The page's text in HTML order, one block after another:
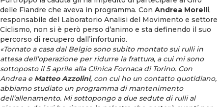
delle Fiandre che aveva in programma. Con Andrea Morelli,
responsabile del Laboratorio Analisi del Movimento e settore
Ciclismo, non si è però perso d’animo e sta definendo il suo
percorso di recupero dall’infortunio.
«Tornato a casa dal Belgio sono subito montato sui rulli in
attesa dell’operazione per ridurre la frattura, a cui mi sono
sottoposto il 5 aprile alla Clinica Fornaca di Torino. Con
Andrea e Matteo Azzolini, con cui ho un contatto quotidiano,
abbiamo studiato un programma di mantenimento
dell’allenamento. Mi sottopongo a due sedute di rulli al